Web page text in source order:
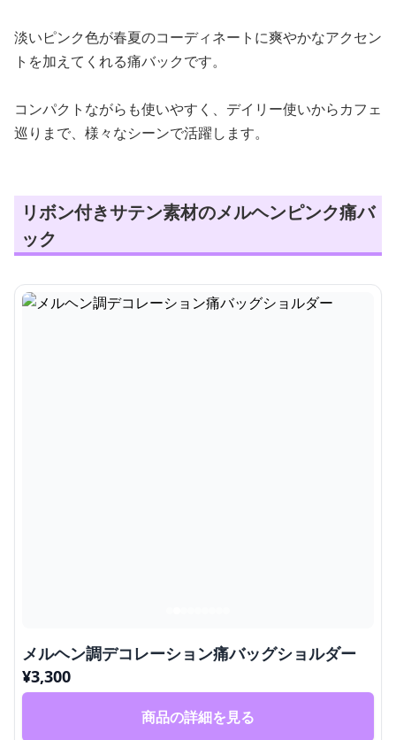
淡いピンク色が春夏のコーディネートに爽やかなアクセン
トを加えてくれる痛バックです。
コンパクトながらも使いやすく、デイリー使いからカフェ
巡りまで、様々なシーンで活躍します。
リボン付きサテン素材のメルヘンピンク痛バ
ック
メルヘン調デコレーション痛バッグショルダー
¥3,300
商品の詳細を見る